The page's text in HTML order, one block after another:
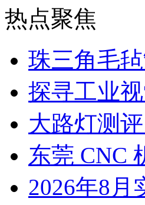
热点聚焦
珠三角毛
探寻工业
大路灯测
东莞 CNC
2026年8月